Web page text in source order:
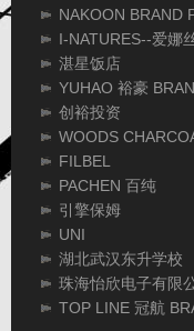
NAKOON BRAND
I-NATURES--爱娜
湛星饭店
YUHAO 裕豪
创裕投资
WOODS
FILBEL
PACHEN 百纯
引擎保姆
UNI
湖北武汉东升学校
珠海怡欣电子有限
TOP LINE 冠航